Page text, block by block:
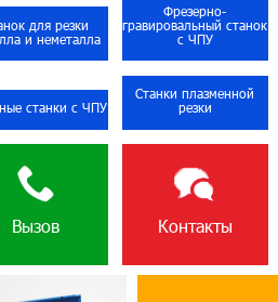
для резки
и неметалла
Фрезерно-
гравировальный станок
с ЧПУ
станки с ЧПУ
Станки плазменной
резки
Вызов Контакты